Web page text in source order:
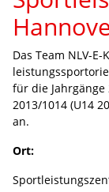
Das Team NLV-
für die Jahrgänge
2013/1014 (U14
an.
Ort: